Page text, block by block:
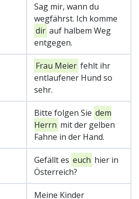
Sag mir, wann du
wegfährst. Ich komme
dir auf halbem Weg
entgegen.
Frau Meier fehlt ihr
entlaufener Hund so
sehr.
Bitte folgen Sie dem
Herrn mit der gelben
Fahne in der Hand.
Gefällt es euch hier in
Österreich?
Meine Kinder